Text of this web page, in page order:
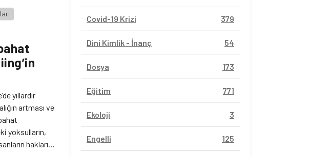
için mücadele
feminist
yıllardır
artması ve
yoksulların,
hakları
Covid-19 Krizi 379
Dini Kimlik - İnanç 54
Dosya 173
Eğitim 771
Ekoloji 3
Engelli 125